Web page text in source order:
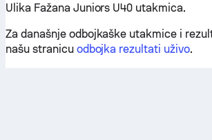
Ulika Fažana Juniors U40 utakmica.
Za današnje odbojkaške utakmice i
našu stranicu odbojka rezultati uživo.